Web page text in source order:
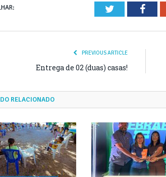
Twitter
PREVIOUS ARTICLE
Entrega de 02 (duas) casas!
RELACIONADO